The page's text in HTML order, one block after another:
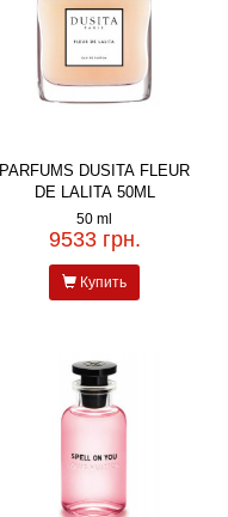
PARFUMS DUSITA FLEUR
DE LALITA 50ML
50 ml
9533 грн.
Купить